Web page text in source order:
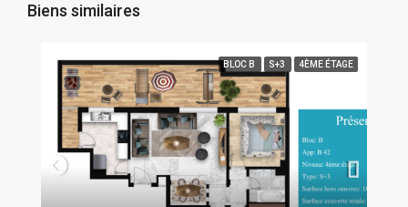
Biens similaires
BLOC B S+3 4ÈME ÉTAGE